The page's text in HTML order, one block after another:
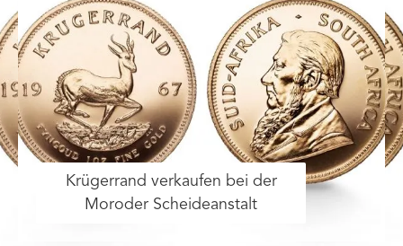
Krügerrand verkaufen bei der
Moroder Scheideanstalt